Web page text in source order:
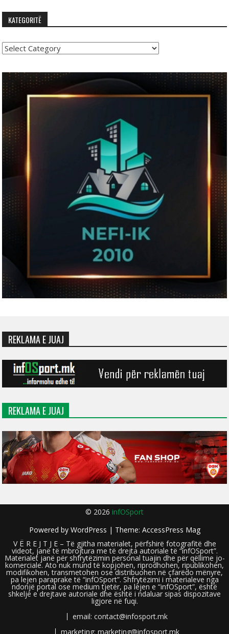
KATEGORITË
Kategoritë
REKLAMA E JUAJ
REKLAMA E JUAJ
© 2026 infOSport
Powered by WordPress | Theme: AccessPress Mag
V Ë R E J T J E – Të gjitha materialet, përfshirë fotografitë dhe
videot, janë të mbrojtura me të drejta autoriale të “infOSport”.
Materialet janë për shfrytëzimin personal tuajin dhe për qëllime jo-
komerciale. Ato nuk mund të kopjohen, riprodhohen, ripublikohen,
modifikohen, transmetohen ose distribuohen në çfarëdo mënyre,
pa lejen paraprake të “infOSport”. Shfrytëzimi i materialeve nga
ndonjë portal ose medium tjetër, pa lejen e “infOSport”, është
shkelje e drejtave autoriale dhe është i ndaluar sipas dispozitave
ligjore në fuqi.
email: contact@infosport.mk
marketing: marketing@infosport.mk